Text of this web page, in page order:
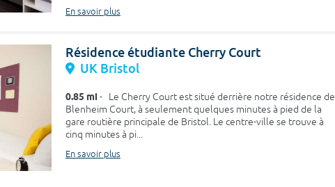
En savoir plus
Résidence étudiante Cherry Court
UK Bristol
0.85 mi - Le Cherry Court est situé derrière notre résidence de
Blenheim Court, à seulement quelques minutes à pied de la
gare routière principale de Bristol. Le centre-ville se trouve à
cinq minutes à pi...
En savoir plus